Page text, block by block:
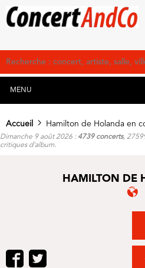
MENU
Accueil Hamilton de Holanda en
Dimanche 9 août 2026 : 4739 concerts,
critiques d'album.
HAMILTON DE